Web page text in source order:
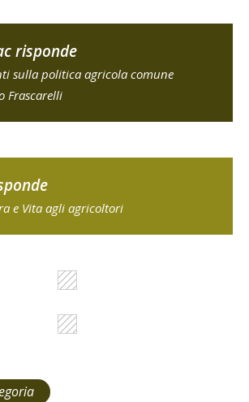
risponde
sulla politica agricola comune
Frascarelli
e Vita agli agricoltori